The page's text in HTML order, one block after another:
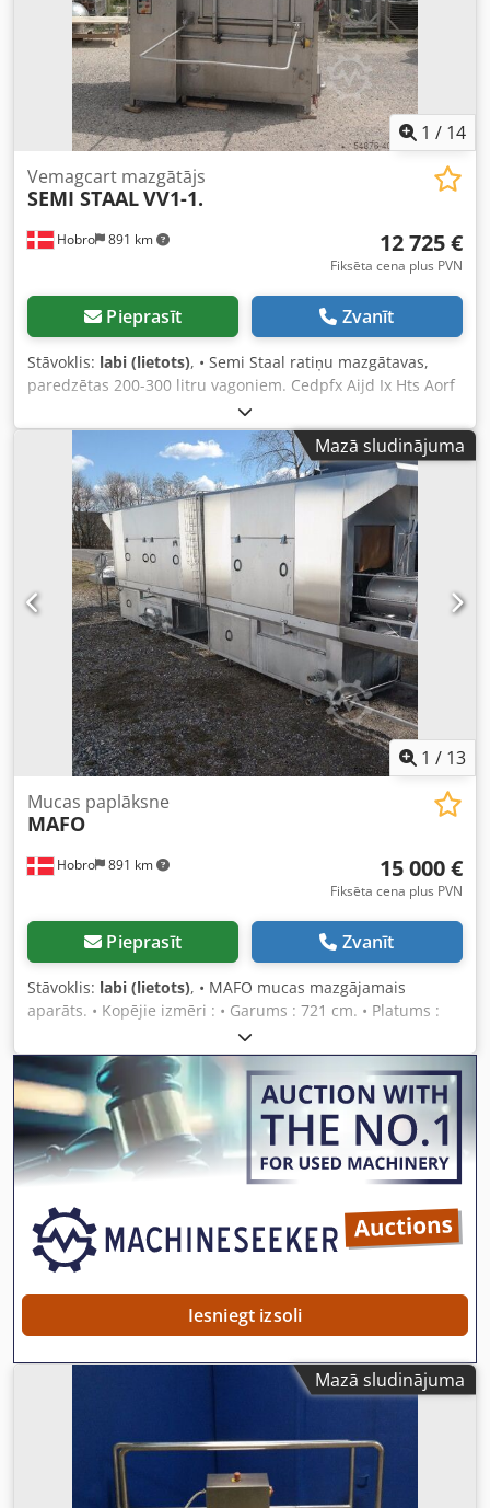
1 / 14
Hobro 891 km
Vemagcart mazgātājs
SEMI STAALVV1-1.
12 725 €
Fiksēta cena plus PVN
Pieprasīt Zvanīt
Stāvoklis: labi (lietots), • Semi Staal ratiņu mazgātavas,
paredzētas 200-300 litru vagoniem. Cedpfx Aijd Ix Hts Aorf
• Tips: VV1-1. • Jauda: 20-30 Vemag ratiņu stundā • Kopējie
izmēri: • Garums: 240 cm • Platums: 285 cm • Augstums:
280 cm.
Mazā sludinājuma
1 / 13
Hobro 891 km
Mucas paplāksne
MAFO
15 000 €
Fiksēta cena plus PVN
Pieprasīt Zvanīt
Stāvoklis: labi (lietots), • MAFO mucas mazgājamais
aparāts. • Kopējie izmēri : • Garums : 721 cm. • Platums :
140 cm. • Augstums : 230 cm. • Atvērums : Csdpfx Aiod Ixw
Ue Asrf • Platums : 60 cm. • Augstums : 74 cm. • Ienākošais
konveijers: • Garums : 200 cm. • Platums : 200 cm. •
INDAUK.
Iesniegt izsoli
Mazā sludinājuma